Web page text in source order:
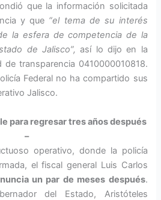
que la información solicitada
y que “el tema de su interés
la esfera de competencia de la
de Jalisco”, así lo dijo en la
transparencia 0410000010818.
Federal no ha compartido sus
Jalisco.
para regresar tres años después
–
operativo, donde la policía
el fiscal general Luis Carlos
un par de meses después.
del Estado, Aristóteles